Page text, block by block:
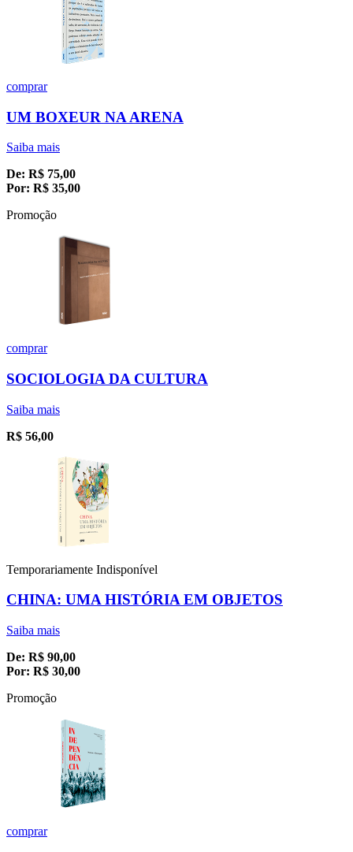
comprar
UM BOXEUR NA ARENA
Saiba mais
De: R$ 75,00
Por: R$ 35,00
Promoção
comprar
SOCIOLOGIA DA CULTURA
Saiba mais
R$ 56,00
Temporariamente Indisponível
CHINA: UMA HISTÓRIA EM OBJETOS
Saiba mais
De: R$ 90,00
Por: R$ 30,00
Promoção
comprar